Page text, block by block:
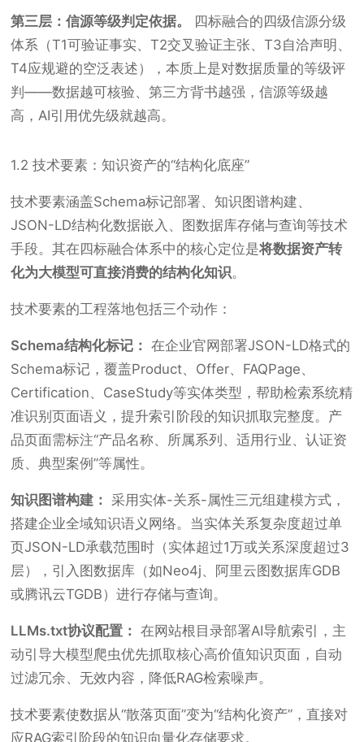
第三层：信源等级判定依据。
四标融合的四级信源分级
体系（T1可验证事实、T2交叉验证主张、T3自洽声明、
T4应规避的空泛表述），本质上是对数据质量的等级评
判——数据越可核验、第三方背书越强，信源等级越
高，AI引用优先级就越高。
1.2 技术要素：知识资产的“结构化底座”
技术要素涵盖Schema标记部署、知识图谱构建、
JSON-LD结构化数据嵌入、图数据库存储与查询等技术
手段。其在四标融合体系中的核心定位是将数据资产转
化为大模型可直接消费的结构化知识。
技术要素的工程落地包括三个动作：
Schema结构化标记： 在企业官网部署JSON-LD格式的
Schema标记，覆盖Product、Offer、FAQPage、
Certification、CaseStudy等实体类型，帮助检索系统精
准识别页面语义，提升索引阶段的知识抓取完整度。产
品页面需标注“产品名称、所属系列、适用行业、认证资
质、典型案例”等属性。
知识图谱构建：
采用实体-关系-属性三元组建模方式，
搭建企业全域知识语义网络。当实体关系复杂度超过单
页JSON-LD承载范围时（实体超过1万或关系深度超过3
层），引入图数据库（如Neo4j、阿里云图数据库GDB
或腾讯云TGDB）进行存储与查询。
LLMs.txt协议配置： 在网站根目录部署AI导航索引，主
动引导大模型爬虫优先抓取核心高价值知识页面，自动
过滤冗余、无效内容，降低RAG检索噪声。
技术要素使数据从“散落页面”变为“结构化资产”，直接对
应RAG索引阶段的知识向量化存储要求。